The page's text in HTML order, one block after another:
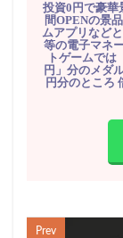
投資0円で豪華
間OPENの景
ムアプリなど
等の電子マネ
トゲームで
円」分のメダ
円分のところ
Prev